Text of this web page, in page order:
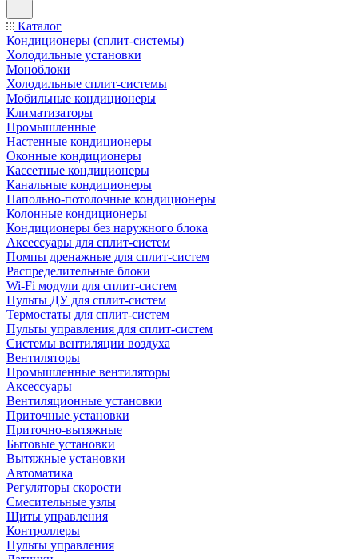
Каталог
Кондиционеры (сплит-системы)
Холодильные установки
Моноблоки
Холодильные сплит-системы
Мобильные кондиционеры
Климатизаторы
Промышленные
Настенные кондиционеры
Оконные кондиционеры
Кассетные кондиционеры
Канальные кондиционеры
Напольно-потолочные кондиционеры
Колонные кондиционеры
Кондиционеры без наружного блока
Аксессуары для сплит-систем
Помпы дренажные для сплит-систем
Распределительные блоки
Wi-Fi модули для сплит-систем
Пульты ДУ для сплит-систем
Термостаты для сплит-систем
Пульты управления для сплит-систем
Системы вентиляции воздуха
Вентиляторы
Промышленные вентиляторы
Аксессуары
Вентиляционные установки
Приточные установки
Приточно-вытяжные
Бытовые установки
Вытяжные установки
Автоматика
Регуляторы скорости
Смесительные узлы
Щиты управления
Контроллеры
Пульты управления